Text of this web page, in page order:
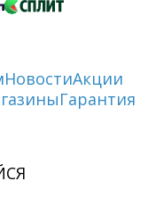
НовостиАкции
Гарантия